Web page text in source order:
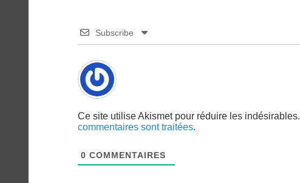
Subscribe
Ce site utilise Akismet pour réduire les indésirables.
commentaires sont traitées.
0 COMMENTAIRES